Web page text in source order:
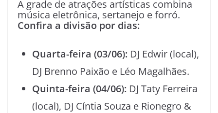
A grade de atrações artísticas combina
música eletrônica, sertanejo e forró.
Confira a divisão por dias:
Quarta-feira (03/06): DJ Edwir (local),
DJ Brenno Paixão e Léo Magalhães.
Quinta-feira (04/06): DJ Taty Ferreira
(local), DJ Cíntia Souza e Rionegro &